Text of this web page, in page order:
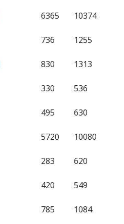
6365 10374
736 1255
830 1313
330 536
495 630
5720 10080
283 620
420 549
785 1084